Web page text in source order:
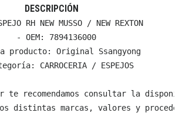
DESCRIPCIÓN
RH NEW MUSSO / NEW REXTON
  - OEM: 7894136000
producto: Original Ssangyong
CARROCERIA / ESPEJOS
te recomendamos consultar la
distintas marcas, valores y